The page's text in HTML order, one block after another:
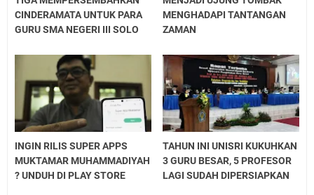
CINDERAMATA UNTUK PARA
GURU SMA NEGERI III SOLO
MENGHADAPI TANTANGAN
ZAMAN
INGIN RILIS SUPER APPS
MUKTAMAR MUHAMMADIYAH
? UNDUH DI PLAY STORE
TAHUN INI UNISRI KUKUHKAN
3 GURU BESAR, 5 PROFESOR
LAGI SUDAH DIPERSIAPKAN